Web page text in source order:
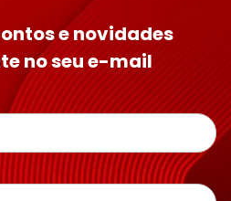
a 5 estrelas
e novidades
no seu e-mail